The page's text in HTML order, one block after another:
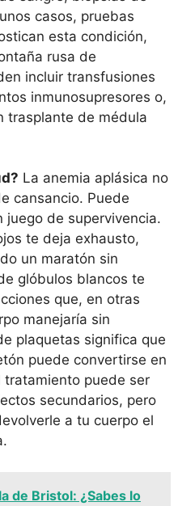
casos, pruebas
esta condición,
rusa de
incluir transfusiones
inmunosupresores o,
trasplante de médula
La anemia aplásica no
cansancio. Puede
de supervivencia.
te deja exhausto,
un maratón sin
glóbulos blancos te
que, en otras
manejaría sin
plaquetas significa que
puede convertirse en
tratamiento puede ser
secundarios, pero
a tu cuerpo el
de Bristol: ¿Sabes lo